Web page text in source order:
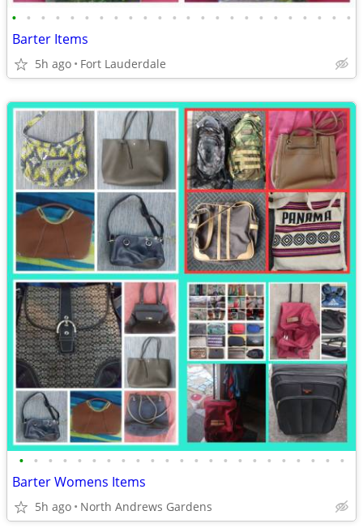
• • • • • • • • • • • • • • • • • • • • • • • •
Barter Items
5h ago Fort Lauderdale
• • • • • • • • • • • • • • • • • • • • • • •
Barter Womens Items
5h ago North Andrews Gardens